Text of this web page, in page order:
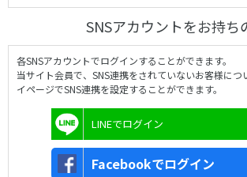
SNSアカウントをお持ち
各SNSアカウントでログインすることができます。
当サイト会員で、SNS連携をされていないお客様につ
イページでSNS連携を設定することができます。
LINEでログイン
Facebookでログイン